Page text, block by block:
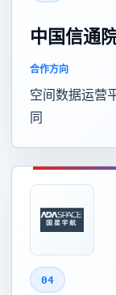
中国信通
合作方向
空间数据运营
同
04